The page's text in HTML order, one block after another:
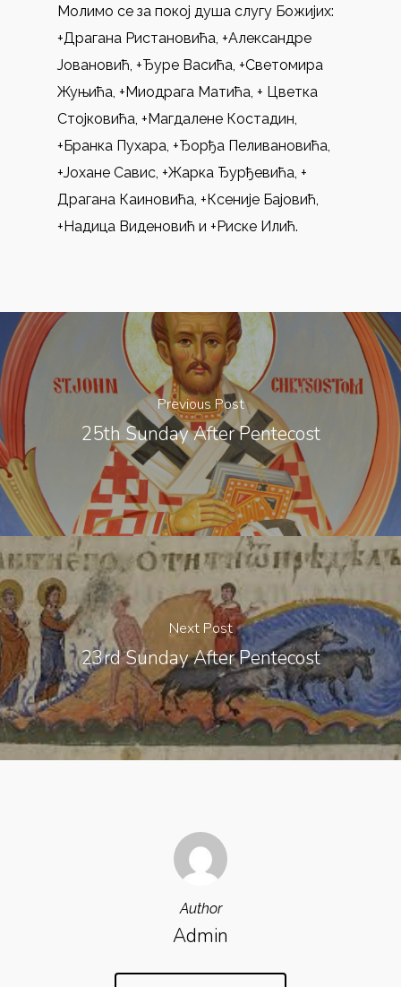
Молимо се за покој душа слугу Божијих:
+Драгана Ристановића, +Александре
Јовановић, +Ђуре Васића, +Светомира
Жуњића, +Миодрага Матића, + Цветка
Стојковића, +Магдалене Костадин,
+Бранка Пухара, +Ђорђа Пеливановића,
+Јохане Савис, +Жарка Ђурђевића, +
Драгана Каиновића, +Ксеније Бајовић,
+Надица Виденовић и +Риске Илић.
Previous Post
25th Sunday After Pentecost
Next Post
23rd Sunday After Pentecost
Author
Admin